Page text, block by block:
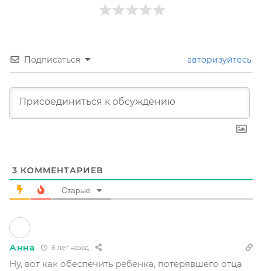
Подписаться авторизуйтесь
3 КОММЕНТАРИЕВ
Старые
Анна 6 лет назад
Ну, вот как обеспечить ребенка, потерявшего отца